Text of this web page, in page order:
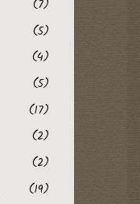
(7)
(5)
(4)
(5)
(17)
(2)
(2)
(19)